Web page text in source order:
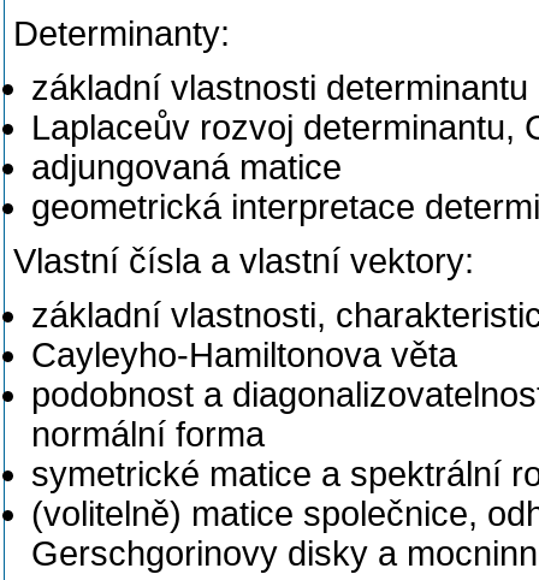
Determinanty:
základní vlastnosti determinantu
Laplaceův rozvoj determinantu,
adjungovaná matice
geometrická interpretace
Vlastní čísla a vlastní vektory:
základní vlastnosti,
Cayleyho-Hamiltonova věta
podobnost a
normální forma
symetrické matice a spektrální
(volitelně) matice společnice,
Gerschgorinovy disky a